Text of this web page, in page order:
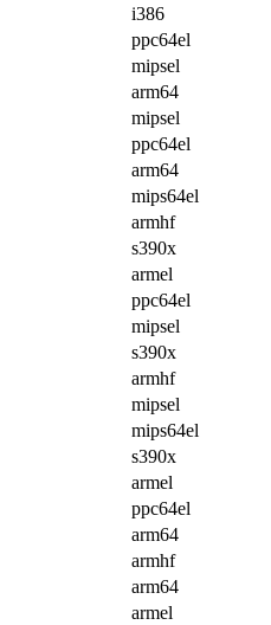
i386
ppc64el
mipsel
arm64
mipsel
ppc64el
arm64
mips64el
armhf
s390x
armel
ppc64el
mipsel
s390x
armhf
mipsel
mips64el
s390x
armel
ppc64el
arm64
armhf
arm64
armel